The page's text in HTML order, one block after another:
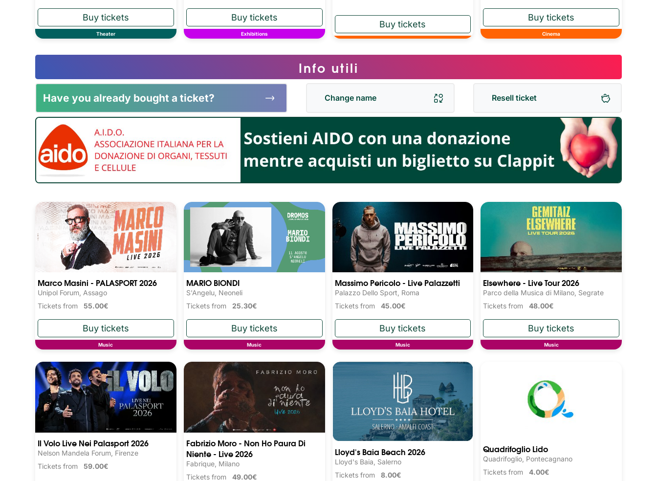
Theater Exhibitions Cinema
Marco Masini - PALASPORT 2026
Unipol Forum, Assago
Tickets from 55.00€
Music
MARIO BIONDI
S'Angelu, Neoneli
Tickets from 25.30€
Music
Massimo Pericolo - Live Palazzetti
Palazzo Dello Sport, Roma
Tickets from 45.00€
Music
Elsewhere - Live Tour 2026
Parco della Musica di Milano, Segrate
Tickets from48.00€
Music
Il Volo Live Nei Palasport 2026
Nelson Mandela Forum, Firenze
Tickets from 59.00€
Fabrizio Moro - Non Ho Paura Di
Niente - Live 2026
Fabrique, Milano
Tickets from 49.00€
Lloyd's Baia Beach 2026
Lloyd's Baia, Salerno
Tickets from 8.00€
Quadrifoglio Lido
Quadrifoglio, Pontecagnano
Tickets from4.00€
Info utili
Have you already bought a ticket? Change name Resell ticket